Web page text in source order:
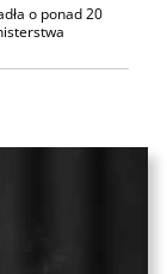
o ponad 20